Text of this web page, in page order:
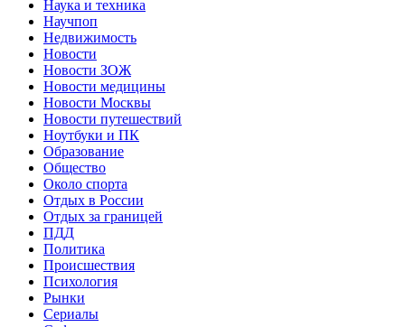
Наука и техника
Научпоп
Недвижимость
Новости
Новости ЗОЖ
Новости медицины
Новости Москвы
Новости путешествий
Ноутбуки и ПК
Образование
Общество
Около спорта
Отдых в России
Отдых за границей
ПДД
Политика
Происшествия
Психология
Рынки
Сериалы